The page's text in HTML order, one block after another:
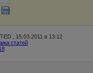
, 15.03.2011 в 13:12
статей